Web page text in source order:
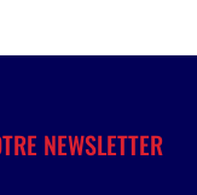
NEWSLETTER